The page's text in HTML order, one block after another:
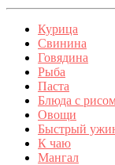
Курица
Свинина
Говядина
Рыба
Паста
Блюда с
Овощи
Быстрый
К чаю
Мангал